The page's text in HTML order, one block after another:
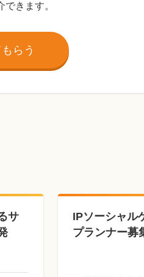
きます。
らう
サ
IPソーシャル
プランナー募